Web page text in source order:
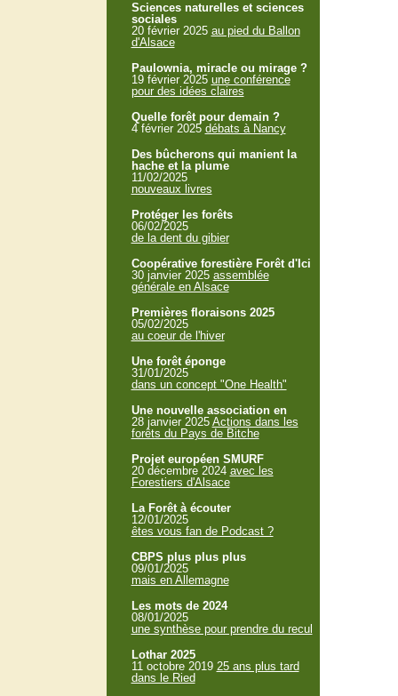
Sciences naturelles et sciences
sociales
20 février 2025 au pied du Ballon
d'Alsace
Paulownia, miracle ou mirage ?
19 février 2025 une conférence
pour des idées claires
Quelle forêt pour demain ?
4 février 2025 débats à Nancy
Des bûcherons qui manient la
hache et la plume
11/02/2025
nouveaux livres
Protéger les forêts
06/02/2025
de la dent du gibier
Coopérative forestière Forêt d'Ici
30 janvier 2025 assemblée
générale en Alsace
Premières floraisons 2025
05/02/2025
au coeur de l'hiver
Une forêt éponge
31/01/2025
dans un concept "One Health"
Une nouvelle association en
28 janvier 2025 Actions dans les
forêts du Pays de Bitche
Projet européen SMURF
20 décembre 2024 avec les
Forestiers d'Alsace
La Forêt à écouter
12/01/2025
êtes vous fan de Podcast ?
CBPS plus plus plus
09/01/2025
mais en Allemagne
Les mots de 2024
08/01/2025
une synthèse pour prendre du recul
Lothar 2025
11 octobre 2019 25 ans plus tard
dans le Ried